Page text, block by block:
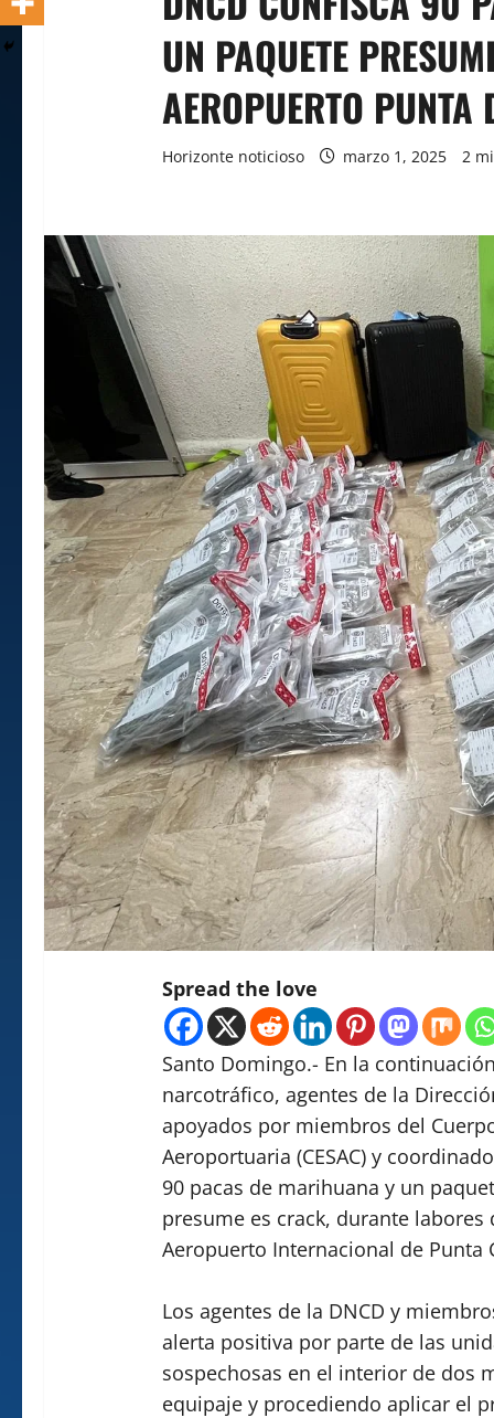
UN PAQUETE
AEROPUERTO PUNTA
Horizonte noticioso marzo 1, 2025 2
Spread the love
Santo Domingo.- En la
narcotráfico, agentes de la
apoyados por miembros del
Aeroportuaria (CESAC) y
90 pacas de marihuana y un
presume es crack, durante
Aeropuerto Internacional de Punta
Los agentes de la DNCD y
alerta positiva por parte de las
sospechosas en el interior de dos
equipaje y procediendo aplicar el